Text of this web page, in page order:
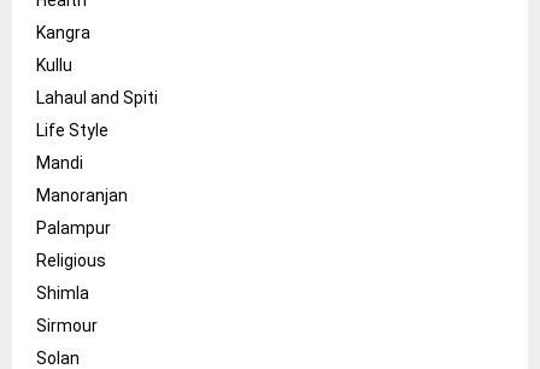
Kangra
Kullu
Lahaul and Spiti
Life Style
Mandi
Manoranjan
Palampur
Religious
Shimla
Sirmour
Solan